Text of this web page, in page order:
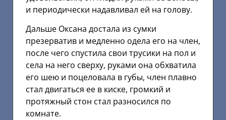
и периодически надавливал ей на голову.
Дальше Оксана достала из сумки
презерватив и медленно одела его на член,
после чего спустила свои трусики на пол и
села на него сверху, руками она обхватила
его шею и поцеловала в губы, член плавно
стал двигаться ее в киске, громкий и
протяжный стон стал разносился по
комнате.